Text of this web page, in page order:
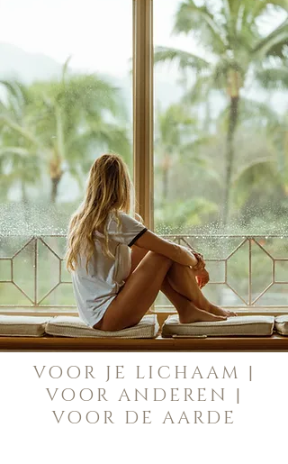
VOOR JE LICHAAM |
VOOR ANDEREN |
VOOR DE AARDE